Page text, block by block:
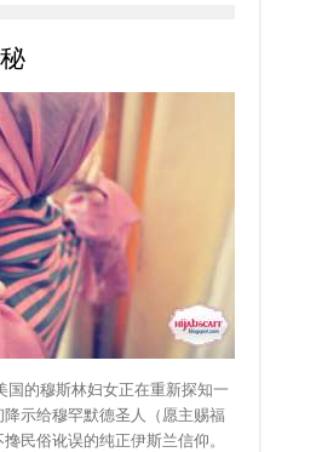
国的穆斯林妇女正在重新探知一
示给穆罕默德圣人（愿主赐福
民俗讹误的纯正伊斯兰信仰。